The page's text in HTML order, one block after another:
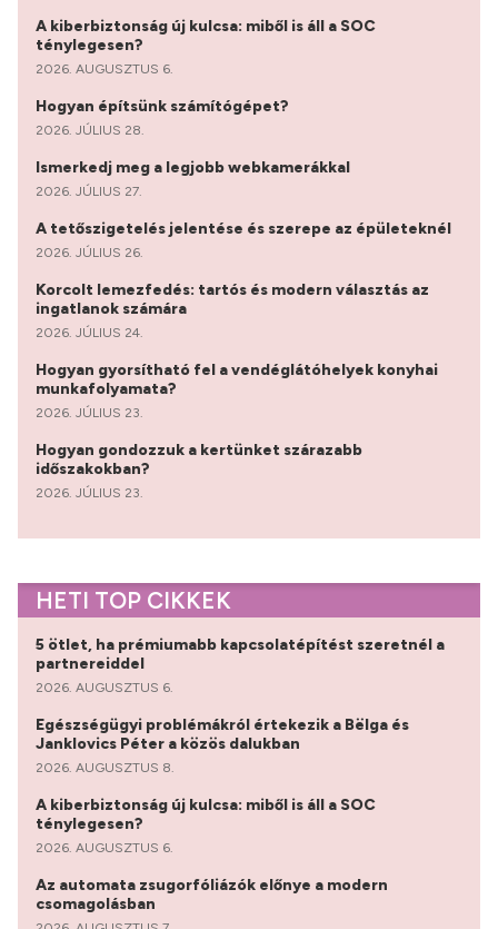
A kiberbiztonság új kulcsa: miből is áll a SOC
ténylegesen?
2026. AUGUSZTUS 6.
Hogyan építsünk számítógépet?
2026. JÚLIUS 28.
Ismerkedj meg a legjobb webkamerákkal
2026. JÚLIUS 27.
A tetőszigetelés jelentése és szerepe az épületeknél
2026. JÚLIUS 26.
Korcolt lemezfedés: tartós és modern választás az
ingatlanok számára
2026. JÚLIUS 24.
Hogyan gyorsítható fel a vendéglátóhelyek konyhai
munkafolyamata?
2026. JÚLIUS 23.
Hogyan gondozzuk a kertünket szárazabb
időszakokban?
2026. JÚLIUS 23.
HETI TOP CIKKEK
5 ötlet, ha prémiumabb kapcsolatépítést szeretnél a
partnereiddel
2026. AUGUSZTUS 6.
Egészségügyi problémákról értekezik a Bëlga és
Janklovics Péter a közös dalukban
2026. AUGUSZTUS 8.
A kiberbiztonság új kulcsa: miből is áll a SOC
ténylegesen?
2026. AUGUSZTUS 6.
Az automata zsugorfóliázók előnye a modern
csomagolásban